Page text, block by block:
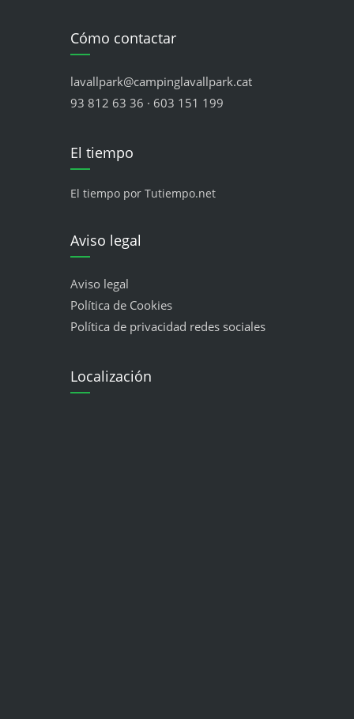
Cómo contactar
lavallpark@campinglavallpark.cat
93 812 63 36 · 603 151 199
El tiempo
El tiempo por Tutiempo.net
Aviso legal
Aviso legal
Política de Cookies
Política de privacidad redes sociales
Localización